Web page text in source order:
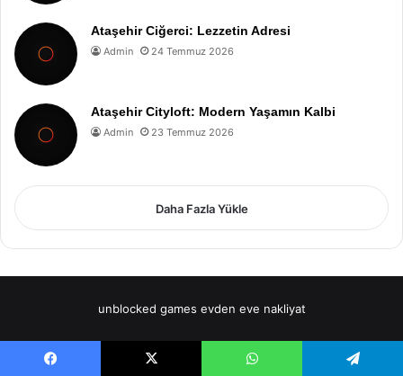
Ataşehir Ciğerci: Lezzetin Adresi
Admin 24 Temmuz 2026
Ataşehir Cityloft: Modern Yaşamın Kalbi
Admin 23 Temmuz 2026
Daha Fazla Yükle
unblocked games evden eve nakliyat